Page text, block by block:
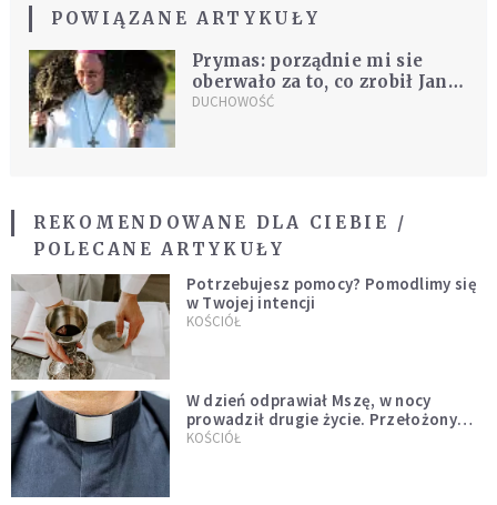
POWIĄZANE ARTYKUŁY
Prymas: porządnie mi sie
oberwało za to, co zrobił Jan
Góra OP
DUCHOWOŚĆ
REKOMENDOWANE DLA CIEBIE /
POLECANE ARTYKUŁY
Potrzebujesz pomocy? Pomodlimy się
w Twojej intencji
KOŚCIÓŁ
W dzień odprawiał Mszę, w nocy
prowadził drugie życie. Przełożony
kazał mu opuścić zakon
KOŚCIÓŁ